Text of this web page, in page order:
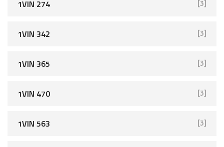
1VIN 274 [3]
1VIN 342 [3]
1VIN 365 [3]
1VIN 470 [3]
1VIN 563 [3]